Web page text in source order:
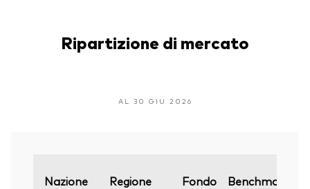
Ripartizione di mercato
AL 30 GIU 2026
Nazione Regione Fondo Benchmark